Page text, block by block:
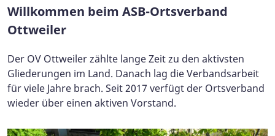
Willkommen beim ASB-Ortsverband
Ottweiler
Der OV Ottweiler zählte lange Zeit zu den aktivsten
Gliederungen im Land. Danach lag die Verbandsarbeit
für viele Jahre brach. Seit 2017 verfügt der Ortsverband
wieder über einen aktiven Vorstand.